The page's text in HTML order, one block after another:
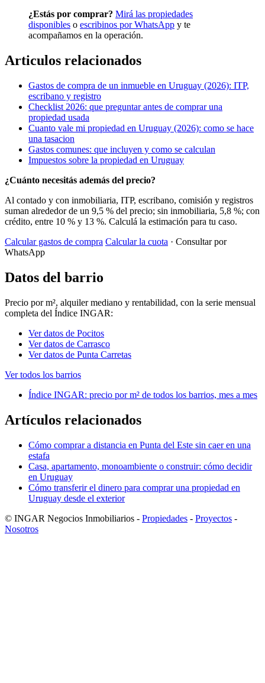
¿Estás por comprar? Mirá las propiedades
disponibles o escribinos por WhatsApp y te
acompañamos en la operación.
Articulos relacionados
Gastos de compra de un inmueble en Uruguay (2026): ITP,
escribano y registro
Checklist 2026: que preguntar antes de comprar una
propiedad usada
Cuanto vale mi propiedad en Uruguay (2026): como se hace
una tasacion
Gastos comunes: que incluyen y como se calculan
Impuestos sobre la propiedad en Uruguay
¿Cuánto necesitás además del precio?
Al contado y con inmobiliaria, ITP, escribano, comisión y registros
suman alrededor de un 9,5 % del precio; sin inmobiliaria, 5,8 %; con
crédito, entre 10 % y 13 %. Calculá la estimación para tu caso.
Calcular gastos de compra Calcular la cuota · Consultar por
WhatsApp
Datos del barrio
Precio por m², alquiler mediano y rentabilidad, con la serie mensual
completa del Índice INGAR:
Ver datos de Pocitos
Ver datos de Carrasco
Ver datos de Punta Carretas
Ver todos los barrios
Índice INGAR: precio por m² de todos los barrios, mes a mes
Artículos relacionados
Cómo comprar a distancia en Punta del Este sin caer en una
estafa
Casa, apartamento, monoambiente o construir: cómo decidir
en Uruguay
Cómo transferir el dinero para comprar una propiedad en
Uruguay desde el exterior
© INGAR Negocios Inmobiliarios - Propiedades - Proyectos -
Nosotros